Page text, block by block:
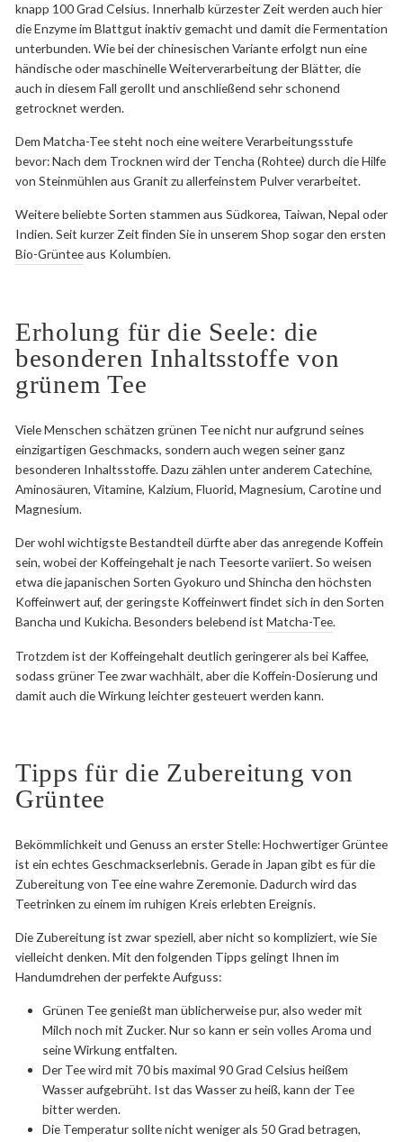
knapp 100 Grad Celsius. Innerhalb kürzester Zeit werden auch hier
die Enzyme im Blattgut inaktiv gemacht und damit die Fermentation
unterbunden. Wie bei der chinesischen Variante erfolgt nun eine
händische oder maschinelle Weiterverarbeitung der Blätter, die
auch in diesem Fall gerollt und anschließend sehr schonend
getrocknet werden.
Dem Matcha-Tee steht noch eine weitere Verarbeitungsstufe
bevor: Nach dem Trocknen wird der Tencha (Rohtee) durch die Hilfe
von Steinmühlen aus Granit zu allerfeinstem Pulver verarbeitet.
Weitere beliebte Sorten stammen aus Südkorea, Taiwan, Nepal oder
Indien. Seit kurzer Zeit finden Sie in unserem Shop sogar den ersten
Bio-Grünteeaus Kolumbien.
Erholung für die Seele: die
besonderen Inhaltsstoffe von
grünem Tee
Viele Menschen schätzen grünen Tee nicht nur aufgrund seines
einzigartigen Geschmacks, sondern auch wegen seiner ganz
besonderen Inhaltsstoffe. Dazu zählen unter anderem Catechine,
Aminosäuren, Vitamine, Kalzium, Fluorid, Magnesium, Carotine und
Magnesium.
Der wohl wichtigste Bestandteil dürfte aber das anregende Koffein
sein, wobei der Koffeingehalt je nach Teesorte variiert. So weisen
etwa die japanischen Sorten Gyokuro und Shincha den höchsten
Koffeinwert auf, der geringste Koffeinwert findet sich in den Sorten
Bancha und Kukicha. Besonders belebend ist Matcha-Tee.
Trotzdem ist der Koffeingehalt deutlich geringerer als bei Kaffee,
sodass grüner Tee zwar wachhält, aber die Koffein-Dosierung und
damit auch die Wirkung leichter gesteuert werden kann.
Tipps für die Zubereitung von
Grüntee
Bekömmlichkeit und Genuss an erster Stelle: Hochwertiger Grüntee
ist ein echtes Geschmackserlebnis. Gerade in Japan gibt es für die
Zubereitung von Tee eine wahre Zeremonie. Dadurch wird das
Teetrinken zu einem im ruhigen Kreis erlebten Ereignis.
Die Zubereitung ist zwar speziell, aber nicht so kompliziert, wie Sie
vielleicht denken. Mit den folgenden Tipps gelingt Ihnen im
Handumdrehen der perfekte Aufguss:
Grünen Tee genießt man üblicherweise pur, also weder mit
Milch noch mit Zucker. Nur so kann er sein volles Aroma und
seine Wirkung entfalten.
Der Tee wird mit 70 bis maximal 90 Grad Celsius heißem
Wasser aufgebrüht. Ist das Wasser zu heiß, kann der Tee
bitter werden.
Die Temperatur sollte nicht weniger als 50 Grad betragen,